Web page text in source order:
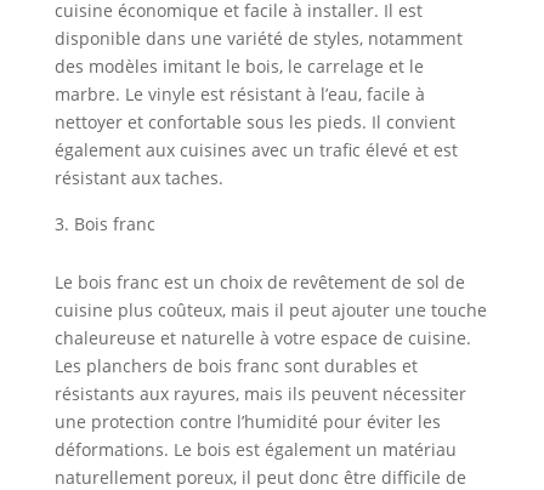
cuisine économique et facile à installer. Il est
disponible dans une variété de styles, notamment
des modèles imitant le bois, le carrelage et le
marbre. Le vinyle est résistant à l’eau, facile à
nettoyer et confortable sous les pieds. Il convient
également aux cuisines avec un trafic élevé et est
résistant aux taches.
Bois franc
Le bois franc est un choix de revêtement de sol de
cuisine plus coûteux, mais il peut ajouter une touche
chaleureuse et naturelle à votre espace de cuisine.
Les planchers de bois franc sont durables et
résistants aux rayures, mais ils peuvent nécessiter
une protection contre l’humidité pour éviter les
déformations. Le bois est également un matériau
naturellement poreux, il peut donc être difficile de